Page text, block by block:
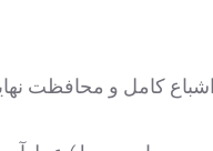
اشباع کامل و محافظت